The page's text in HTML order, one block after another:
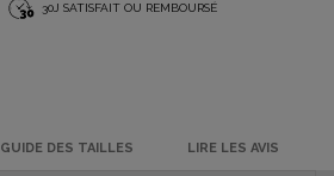
30J SATISFAIT OU REMBOURSÉ
GUIDE DES TAILLES LIRE LES AVIS